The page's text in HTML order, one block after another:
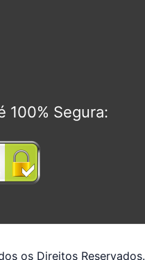
100% Segura:
os Direitos Reservados.